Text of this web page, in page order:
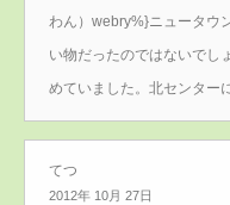
わん）webry%}ニュータウ
い物だったのではないでし
めていました。北センター
てつ
2012年 10月 27日